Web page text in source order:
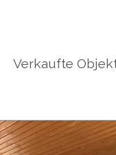
Verkaufte